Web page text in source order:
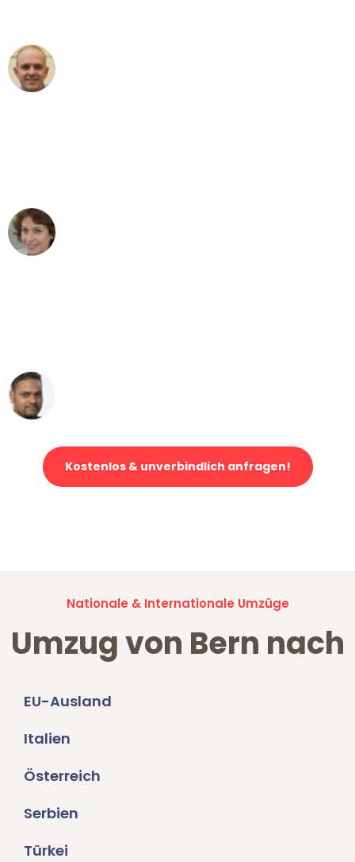
Kostenlos & unverbindlich anfragen!
Nationale & Internationale Umzüge
Umzug von Bern nach
EU-Ausland
Italien
Österreich
Serbien
Türkei